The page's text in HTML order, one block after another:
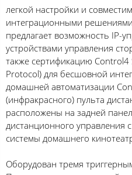
легкой настройки и
интеграционными
предлагает возможность IP-
устройствами управления
также сертификацию Control4
Protocol) для бесшовной
домашней автоматизации
(инфракрасного) пульта
расположены на задней
дистанционного управления
системы домашнего
Оборудован тремя